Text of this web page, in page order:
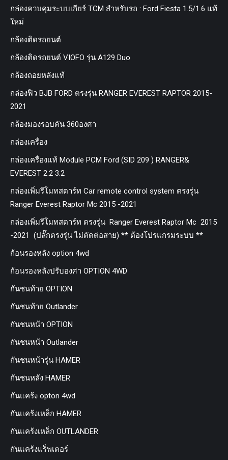
กล่องควบคุมระบบเกียร์ TCM สำหรับรถ : Ford Fiesta 1.5/1.6 แท้
ใหม่
กล้องติดรถยนต์
กล้องติดรถยนต์ VIOFO รุ่น A129 Duo
กล้องถอยหลังแท้
กล่องฟิว BJB FORD ตรงรุ่น RANGER EVEREST RAPTOR 2015-
2021
กล้องมองรอบคัน 360องศา
กล่องเครื่อง
กล่องเครื่องแท้ Module PCM Ford (SID 209 ) RANGER&
EVEREST 2.2 3.2
กล่องเพิ่มรีโมทสตาร์ท Car remote control system ตรงรุ่น
Ranger Everest Raptor Mc 2015 -2021
กล่องเพิ่มรีโมทสตาร์ท ตรงรุ่น Ranger Everest Raptor Mc 2015
-2021 (ปลั๊กตรงรุ่น ไม่ตัดต่อสาย) ** ต้องโปรแกรมระบบ **
ก้อนรองหลัง option 4wd
ก้อนรองหลังปรับองศา OPTION 4WD
กันชนท้าย OPTION
กันชนท้าย Outlander
กันชนหน้า OPTION
กันชนหน้า Outlander
กันชนหน้ารุ่น HAMER
กันชนหลัง HAMER
กันแคร้ง opton 4wd
กันแคร้งเหล็ก HAMER
กันแคร้งเหล็ก OUTLANDER
กันแคร้งแร็พเตอร์